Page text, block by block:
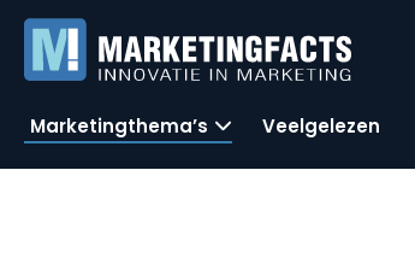
Marketingthema’s Veelgelezen